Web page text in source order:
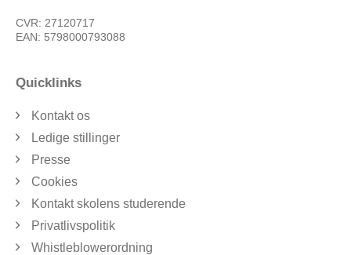
CVR: 27120717
EAN: 5798000793088
Quicklinks
Kontakt os
Ledige stillinger
Presse
Cookies
Kontakt skolens studerende
Privatlivspolitik
Whistleblowerordning